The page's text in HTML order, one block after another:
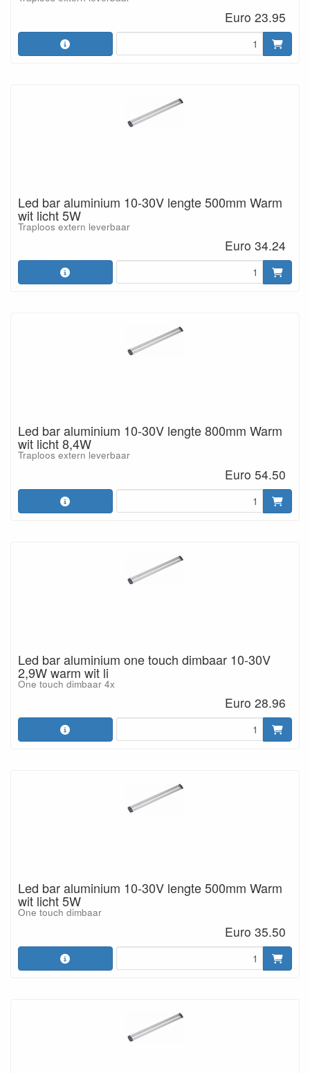
Euro 23.95
Led bar aluminium 10-30V lengte 500mm Warm
wit licht 5W
Traploos extern leverbaar
Euro 34.24
Led bar aluminium 10-30V lengte 800mm Warm
wit licht 8,4W
Traploos extern leverbaar
Euro 54.50
Led bar aluminium one touch dimbaar 10-30V
2,9W warm wit li
One touch dimbaar 4x
Euro 28.96
Led bar aluminium 10-30V lengte 500mm Warm
wit licht 5W
One touch dimbaar
Euro 35.50